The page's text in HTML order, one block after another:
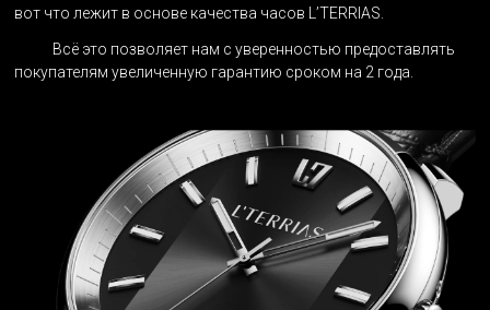
вот что лежит в основе качества часов L’TERRIAS.
Всё это позволяет нам с уверенностью предоставлять
покупателям увеличенную гарантию сроком на 2 года.